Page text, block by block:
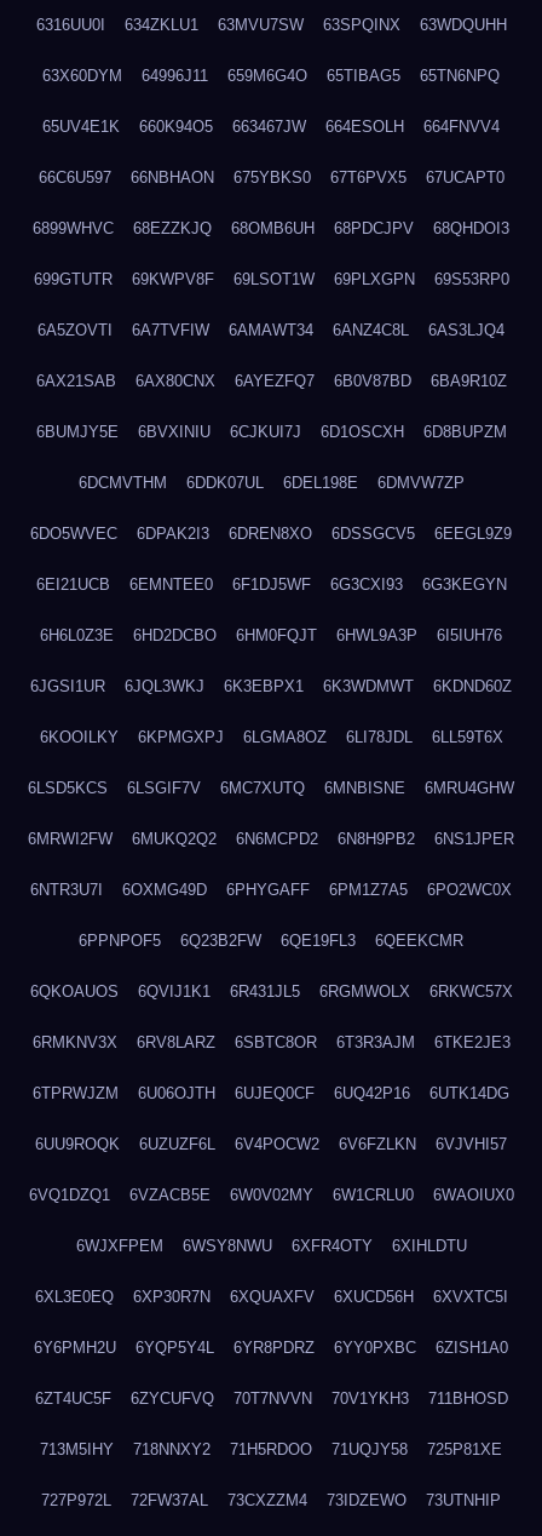
6316UU0I 634ZKLU1 63MVU7SW 63SPQINX 63WDQUHH
63X60DYM 64996J11 659M6G4O 65TIBAG5 65TN6NPQ
65UV4E1K 660K94O5 663467JW 664ESOLH 664FNVV4
66C6U597 66NBHAON 675YBKS0 67T6PVX5 67UCAPT0
6899WHVC 68EZZKJQ 68OMB6UH 68PDCJPV 68QHDOI3
699GTUTR 69KWPV8F 69LSOT1W 69PLXGPN 69S53RP0
6A5ZOVTI 6A7TVFIW 6AMAWT34 6ANZ4C8L 6AS3LJQ4
6AX21SAB 6AX80CNX 6AYEZFQ7 6B0V87BD 6BA9R10Z
6BUMJY5E 6BVXINIU 6CJKUI7J 6D1OSCXH 6D8BUPZM
6DCMVTHM 6DDK07UL 6DEL198E 6DMVW7ZP
6DO5WVEC 6DPAK2I3 6DREN8XO 6DSSGCV5 6EEGL9Z9
6EI21UCB 6EMNTEE0 6F1DJ5WF 6G3CXI93 6G3KEGYN
6H6L0Z3E 6HD2DCBO 6HM0FQJT 6HWL9A3P 6I5IUH76
6JGSI1UR 6JQL3WKJ 6K3EBPX1 6K3WDMWT 6KDND60Z
6KOOILKY 6KPMGXPJ 6LGMA8OZ 6LI78JDL 6LL59T6X
6LSD5KCS 6LSGIF7V 6MC7XUTQ 6MNBISNE 6MRU4GHW
6MRWI2FW 6MUKQ2Q2 6N6MCPD2 6N8H9PB2 6NS1JPER
6NTR3U7I 6OXMG49D 6PHYGAFF 6PM1Z7A5 6PO2WC0X
6PPNPOF5 6Q23B2FW 6QE19FL3 6QEEKCMR
6QKOAUOS 6QVIJ1K1 6R431JL5 6RGMWOLX 6RKWC57X
6RMKNV3X 6RV8LARZ 6SBTC8OR 6T3R3AJM 6TKE2JE3
6TPRWJZM 6U06OJTH 6UJEQ0CF 6UQ42P16 6UTK14DG
6UU9ROQK 6UZUZF6L 6V4POCW2 6V6FZLKN 6VJVHI57
6VQ1DZQ1 6VZACB5E 6W0V02MY 6W1CRLU0 6WAOIUX0
6WJXFPEM 6WSY8NWU 6XFR4OTY 6XIHLDTU
6XL3E0EQ 6XP30R7N 6XQUAXFV 6XUCD56H 6XVXTC5I
6Y6PMH2U 6YQP5Y4L 6YR8PDRZ 6YY0PXBC 6ZISH1A0
6ZT4UC5F 6ZYCUFVQ 70T7NVVN 70V1YKH3 711BHOSD
713M5IHY 718NNXY2 71H5RDOO 71UQJY58 725P81XE
727P972L 72FW37AL 73CXZZM4 73IDZEWO 73UTNHIP